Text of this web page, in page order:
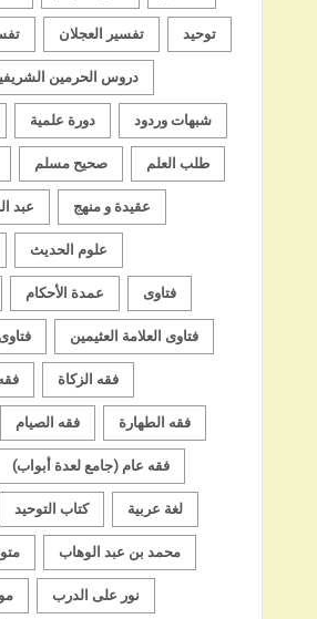
تفسير العجلان توحيد
دروس الحرمين
دورة علمية شبهات وردود
صحيح مسلم طلب العلم
عبد عقيدة و منهج
علوم الحديث
عمدة الأحكام فتاوى
فتاوى العلامة العثيمين
فقه الزكاة
فقه الصيام فقه الطهارة
فقه عام (جامع لعدة أبواب)
كتاب التوحيد لغة عربية
محمد بن عبد الوهاب
نور على الدرب